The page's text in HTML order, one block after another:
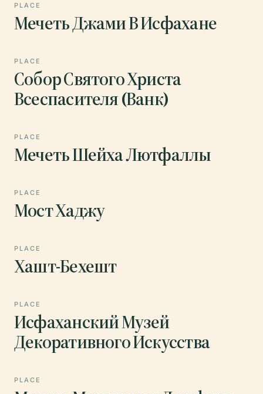
PLACE
Мечеть Джами В Исфахане
PLACE
Собор Святого Христа
Всеспасителя (Ванк)
PLACE
Мечеть Шейха Лютфаллы
PLACE
Мост Хаджу
PLACE
Хашт-Бехешт
PLACE
Исфаханский Музей
Декоративного Искусства
PLACE